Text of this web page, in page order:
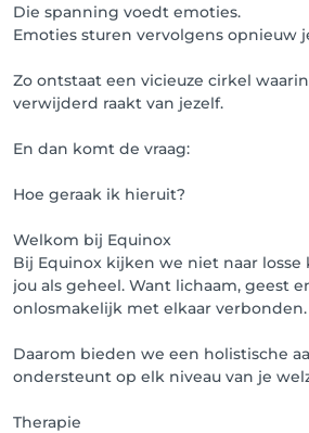
Die spanning voedt emoties.
Emoties sturen vervolgens opnieuw
Zo ontstaat een vicieuze cirkel
verwijderd raakt van jezelf.
En dan komt de vraag:
Hoe geraak ik hieruit?
Welkom bij Equinox
Bij Equinox kijken we niet naar losse
jou als geheel. Want lichaam, geest
onlosmakelijk met elkaar verbonden.
Daarom bieden we een holistische
ondersteunt op elk niveau van je
Therapie